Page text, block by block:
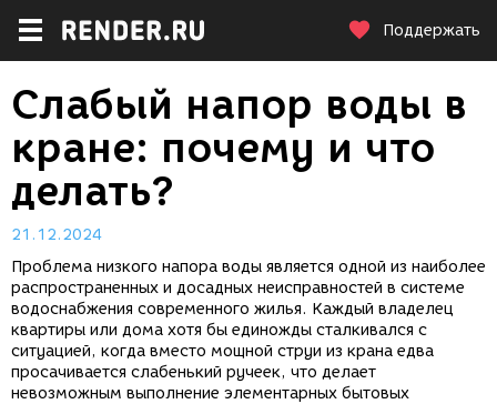
Поддержать
Слабый напор воды в
кране: почему и что
делать?
21.12.2024
Проблема низкого напора воды является одной из наиболее
распространенных и досадных неисправностей в системе
водоснабжения современного жилья. Каждый владелец
квартиры или дома хотя бы единожды сталкивался с
ситуацией, когда вместо мощной струи из крана едва
просачивается слабенький ручеек, что делает
невозможным выполнение элементарных бытовых